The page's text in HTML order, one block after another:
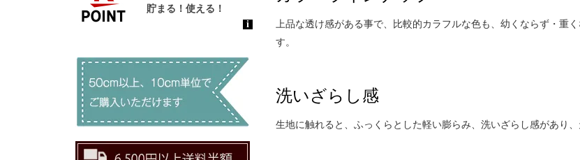
上品な透け感がある事で、比較的カラフルな色も、幼くならず・重
す。
洗いざらし感
生地に触れると、ふっくらとした軽い膨らみ、洗いざらし感があり